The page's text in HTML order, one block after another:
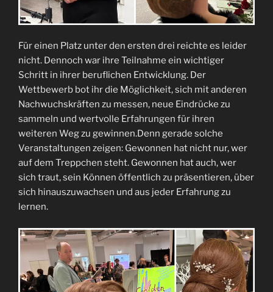
Für einen Platz unter den ersten drei reichte es leider
nicht. Dennoch war ihre Teilnahme ein wichtiger
Schritt in ihrer beruflichen Entwicklung. Der
Wettbewerb bot ihr die Möglichkeit, sich mit anderen
Nachwuchskräften zu messen, neue Eindrücke zu
sammeln und wertvolle Erfahrungen für ihren
weiteren Weg zu gewinnen.Denn gerade solche
Veranstaltungen zeigen: Gewonnen hat nicht nur, wer
auf dem Treppchen steht. Gewonnen hat auch, wer
sich traut, sein Können öffentlich zu präsentieren, über
sich hinauszuwachsen und aus jeder Erfahrung zu
lernen.